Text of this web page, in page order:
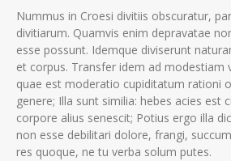
Nummus in Croesi divitiis obscuratur,
divitiarum. Quamvis enim depravatae
esse possunt. Idemque diviserunt
et corpus. Transfer idem ad modestiam
quae est moderatio cupiditatum rationi
genere; Illa sunt similia: hebes acies est
corpore alius senescit; Potius ergo illa
non esse debilitari dolore, frangi,
res quoque, ne tu verba solum putes.